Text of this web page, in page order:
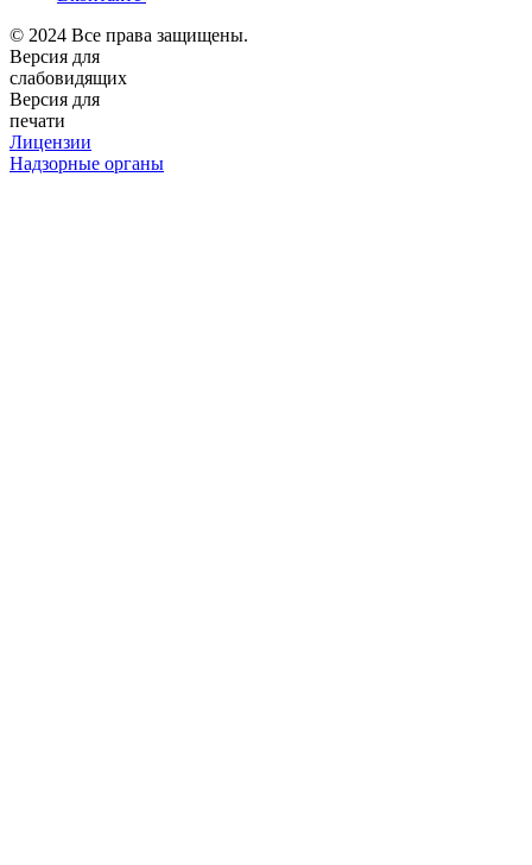
© 2024 Все права защищены.
Версия для
слабовидящих
Версия для
печати
Лицензии
Надзорные органы